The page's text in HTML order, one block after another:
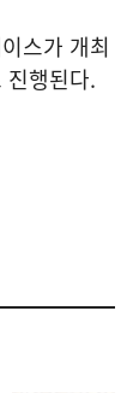
스가 개최
진행된다.